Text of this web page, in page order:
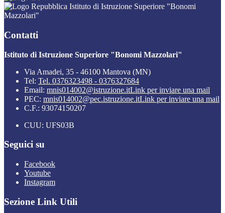
Istituto di Istruzione Superiore "Bonomi
Mazzolari"
Contatti
Istituto di Istruzione Superiore "Bonomi Mazzolari"
Via Amadei, 35 - 46100 Mantova (MN)
Tel: Tel. 0376323498 - 0376327684
Email: mnis014002@istruzione.itLink per inviare una mail
PEC: mnis014002@pec.istruzione.itLink per inviare una mail
C.F.: 93074150207
CUU: UFS03B
Seguici su
Facebook
Youtube
Instagram
Sezione Link Utili